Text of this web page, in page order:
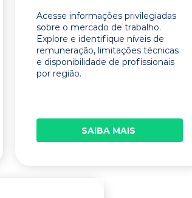
Acesse informações privilegiadas
sobre o mercado de trabalho.
Explore e identifique níveis de
remuneração, limitações técnicas
e disponibilidade de profissionais
por região.
SAIBA MAIS